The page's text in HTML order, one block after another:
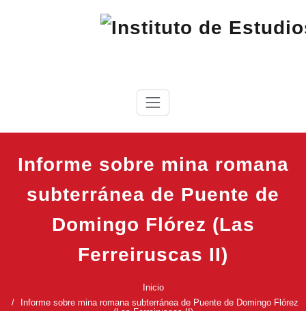
Instituto de Estudios Cabreireses
Informe sobre mina romana
subterránea de Puente de
Domingo Flórez (Las
Ferreiruscas II)
Inicio
Informe sobre mina romana subterránea de Puente de Domingo Flórez